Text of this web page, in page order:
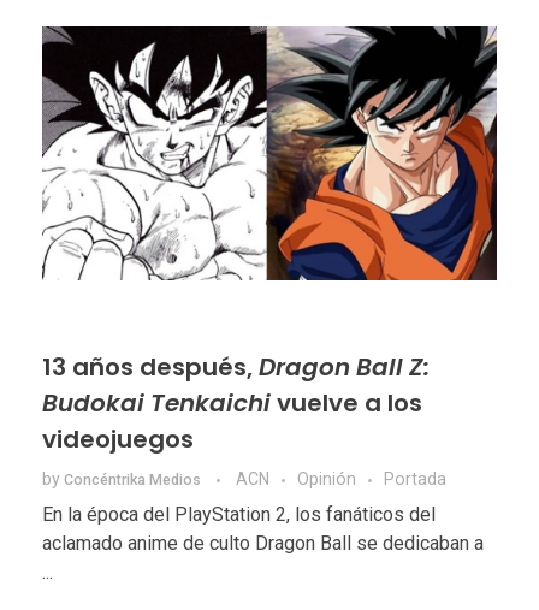
13 años después,Dragon Ball Z:
Budokai Tenkaichivuelve a los
videojuegos
by Concéntrika Medios ACN Opinión Portada
En la época del PlayStation 2, los fanáticos del
aclamado anime de culto Dragon Ball se dedicaban a
...